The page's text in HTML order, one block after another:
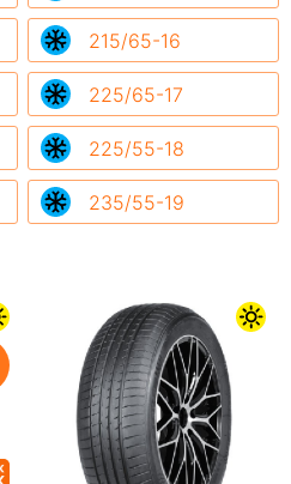
215/65-16
225/65-17
225/55-18
235/55-19